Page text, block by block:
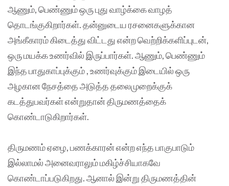
ஆணும், பெண்ணும் ஒரு புது வாழ்க்கை வாழத்
தொடங்குகிறார்கள். தன்னுடைய ரசனைகளுக்கான
அங்கீகாரம் கிடைத்து விட்டது என்ற வெற்றிக்களிப்புடன்,
ஒரு மயக்க உணர்வில் இருப்பார்கள். ஆணும், பெண்ணும்
இந்த பாதுகாப்புக்கும் , உணர்வுக்கும் இடையில் ஒரு
அழகான நேசத்தை அடுத்த தலைமுறைக்குக்
கடத்துபவர்கள் என்றுதான் திருமணத்தைக்
கொண்டாடுகிறார்கள்.
திருமணம் ஏழை, பணக்காரன் என்ற எந்த பாகுபாடும்
இல்லாமல் அனைவராலும் மகிழ்ச்சியாகவே
கொண்டாப்படுகிறது. ஆனால் இன்று திருமணத்தின்